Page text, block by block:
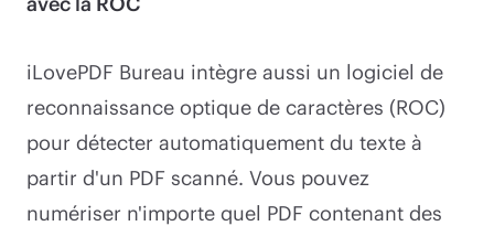
iLovePDF Bureau intègre aussi un logiciel de
reconnaissance optique de caractères (ROC)
pour détecter automatiquement du texte à
partir d'un PDF scanné. Vous pouvez
numériser n'importe quel PDF contenant des